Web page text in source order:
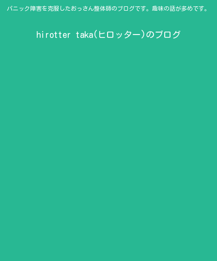
パニック障害を克服したおっさん整体師のブログです。趣味の話が多めです。
hirotter taka(ヒロッター)のブログ